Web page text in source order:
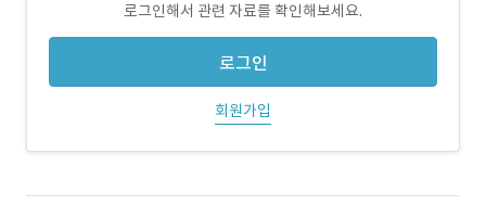
로그인해서 관련 자료를 확인해보세요.
로그인
회원가입